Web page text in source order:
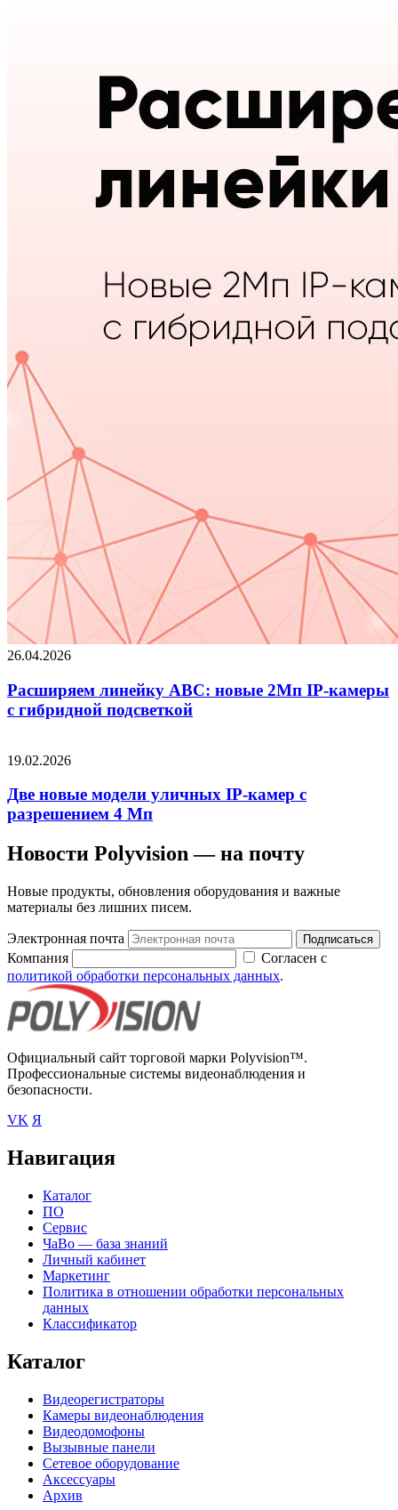
26.04.2026
Расширяем линейку ABC: новые 2Мп IP-камеры
c гибридной подсветкой
19.02.2026
Две новые модели уличных IP-камер с
разрешением 4 Мп
Новости Polyvision — на почту
Новые продукты, обновления оборудования и важные
материалы без лишних писем.
Электронная почта Подписаться
Компания
Согласен с
политикой обработки персональных данных.
Официальный сайт торговой марки Polyvision™.
Профессиональные системы видеонаблюдения и
безопасности.
VK Я
Навигация
Каталог
ПО
Сервис
ЧаВо — база знаний
Личный кабинет
Маркетинг
Политика в отношении обработки персональных
данных
Классификатор
Каталог
Видеорегистраторы
Камеры видеонаблюдения
Видеодомофоны
Вызывные панели
Сетевое оборудование
Аксессуары
Архив